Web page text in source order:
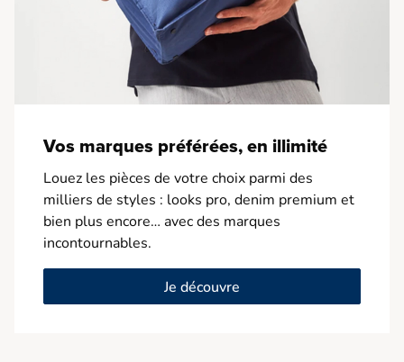
Vos marques préférées, en illimité
Louez les pièces de votre choix parmi des
milliers de styles : looks pro, denim premium et
bien plus encore… avec des marques
incontournables.
Je découvre